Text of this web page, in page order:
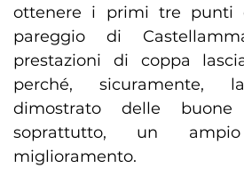
ottenere i primi tre punti
pareggio di
prestazioni di coppa
perché, sicuramente,
dimostrato delle buone
soprattutto, un
miglioramento.